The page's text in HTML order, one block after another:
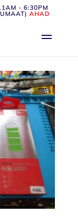
- 6:30PM
AHAD